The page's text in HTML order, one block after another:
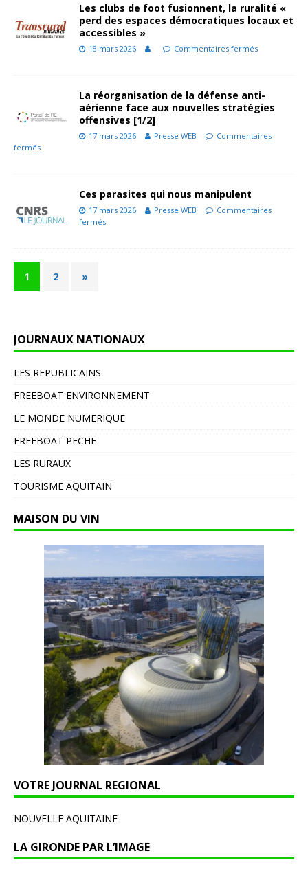
Les clubs de foot fusionnent, la ruralité «
perd des espaces démocratiques locaux et
accessibles »
18 mars 2026 Commentaires fermés
La réorganisation de la défense anti-
aérienne face aux nouvelles stratégies
offensives [1/2]
17 mars 2026 Presse WEB
Commentaires
fermés
Ces parasites qui nous manipulent
17 mars 2026 Presse WEB
Commentaires
fermés
1 2 »
JOURNAUX NATIONAUX
LES REPUBLICAINS
FREEBOAT ENVIRONNEMENT
LE MONDE NUMERIQUE
FREEBOAT PECHE
LES RURAUX
TOURISME AQUITAIN
MAISON DU VIN
VOTRE JOURNAL REGIONAL
NOUVELLE AQUITAINE
LA GIRONDE PAR L’IMAGE